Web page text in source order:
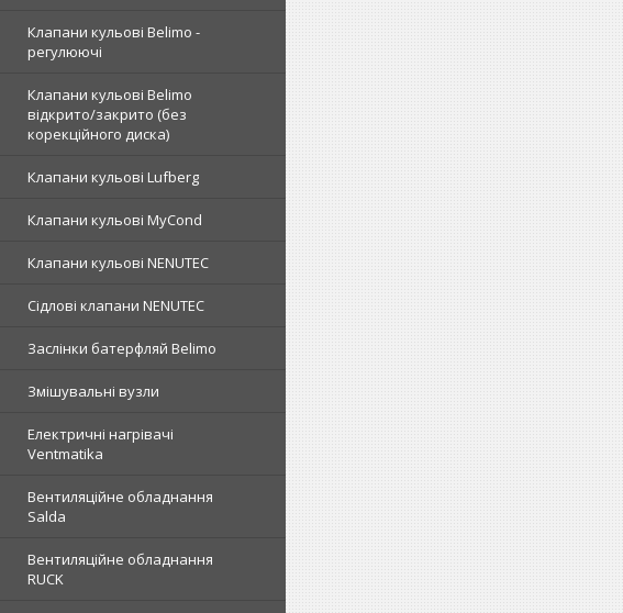
Клапани кульові Belimo -
регулюючі
Клапани кульові Belimo
відкрито/закрито (без
корекційного диска)
Клапани кульові Lufberg
Клапани кульові MyCond
Клапани кульові NENUTEC
Сідлові клапани NENUTEC
Заслінки батерфляй Belimo
Змішувальні вузли
Електричні нагрівачі
Ventmatika
Вентиляційне обладнання
Salda
Вентиляційне обладнання
RUCK